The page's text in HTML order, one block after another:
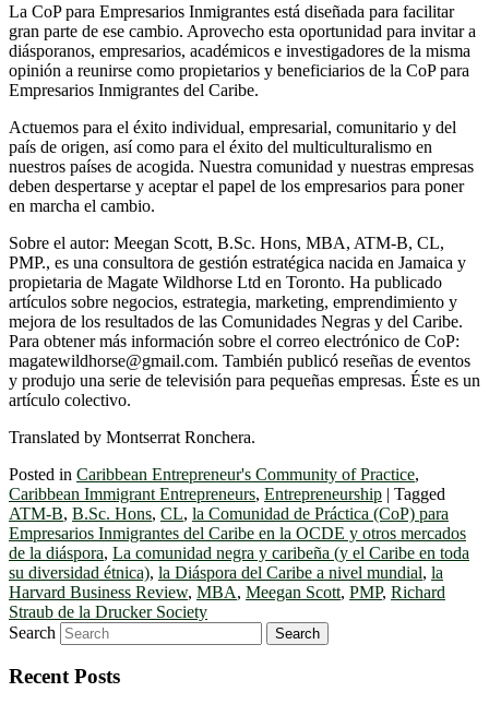
La CoP para Empresarios Inmigrantes está diseñada para facilitar
gran parte de ese cambio. Aprovecho esta oportunidad para invitar a
diásporanos, empresarios, académicos e investigadores de la misma
opinión a reunirse como propietarios y beneficiarios de la CoP para
Empresarios Inmigrantes del Caribe.
Actuemos para el éxito individual, empresarial, comunitario y del
país de origen, así como para el éxito del multiculturalismo en
nuestros países de acogida. Nuestra comunidad y nuestras empresas
deben despertarse y aceptar el papel de los empresarios para poner
en marcha el cambio.
Sobre el autor: Meegan Scott, B.Sc. Hons, MBA, ATM-B, CL,
PMP., es una consultora de gestión estratégica nacida en Jamaica y
propietaria de Magate Wildhorse Ltd en Toronto. Ha publicado
artículos sobre negocios, estrategia, marketing, emprendimiento y
mejora de los resultados de las Comunidades Negras y del Caribe.
Para obtener más información sobre el correo electrónico de CoP:
magatewildhorse@gmail.com. También publicó reseñas de eventos
y produjo una serie de televisión para pequeñas empresas. Éste es un
artículo colectivo.
Translated by Montserrat Ronchera.
Posted in Caribbean Entrepreneur's Community of Practice,
Caribbean Immigrant Entrepreneurs, Entrepreneurship | Tagged
ATM-B, B.Sc. Hons, CL, la Comunidad de Práctica (CoP) para
Empresarios Inmigrantes del Caribe en la OCDE y otros mercados
de la diáspora, La comunidad negra y caribeña (y el Caribe en toda
su diversidad étnica), la Diáspora del Caribe a nivel mundial, la
Harvard Business Review, MBA, Meegan Scott, PMP, Richard
Straub de la Drucker Society
Search
Recent Posts